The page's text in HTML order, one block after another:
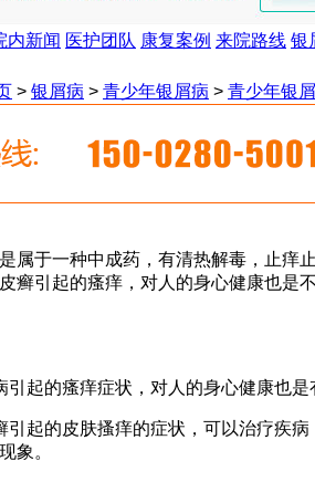
内新闻 医护团队 康复案例 来院路线 银
> 银屑病 > 青少年银屑病 > 青少年银
属于一种中成药，有清热解毒，止痒
癣引起的瘙痒，对人的身心健康也
引起的瘙痒症状，对人的身心健康也
引起的皮肤搔痒的症状，可以治疗疾
象。